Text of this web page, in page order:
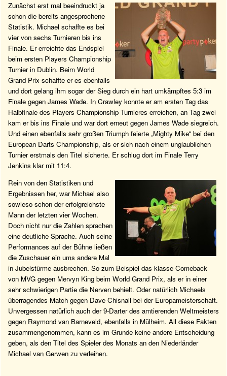
Zunächst erst mal beeindruckt ja
schon die bereits angesprochene
Statistik. Michael schaffte es bei
vier von sechs Turnieren bis ins
Finale. Er erreichte das Endspiel
beim ersten Players Championship
Turnier in Dublin. Beim World
Grand Prix schaffte er es ebenfalls
und dort gelang ihm sogar der Sieg durch ein hart umkämpftes 5:3 im
Finale gegen James Wade. In Crawley konnte er am ersten Tag das
Halbfinale des Players Championship Turnieres erreichen, an Tag zwei
kam er bis ins Finale und war dort erneut gegen James Wade siegreich.
Und einen ebenfalls sehr großen Triumph feierte „Mighty Mike“ bei den
European Darts Championship, als er sich nach einem unglaublichen
Turnier erstmals den Titel sicherte. Er schlug dort im Finale Terry
Jenkins klar mit 11:4.
Rein von den Statistiken und
Ergebnissen her, war Michael also
sowieso schon der erfolgreichste
Mann der letzten vier Wochen.
Doch nicht nur die Zahlen sprachen
eine deutliche Sprache. Auch seine
Performances auf der Bühne ließen
die Zuschauer ein ums andere Mal
in Jubelstürme ausbrechen. So zum Beispiel das klasse Comeback
von MVG gegen Mervyn King beim World Grand Prix, als er in einer
sehr schwierigen Partie die Nerven behielt. Oder natürlich Michaels
überragendes Match gegen Dave Chisnall bei der Europameisterschaft.
Unvergessen natürlich auch der 9-Darter des amtierenden Weltmeisters
gegen Raymond van Barneveld, ebenfalls in Mülheim. All diese Fakten
zusammengenommen, kann es im Grunde keine andere Entscheidung
geben, als den Titel des Spieler des Monats an den Niederländer
Michael van Gerwen zu verleihen.